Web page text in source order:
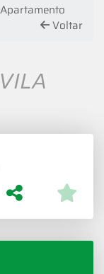
Apartamento
Voltar